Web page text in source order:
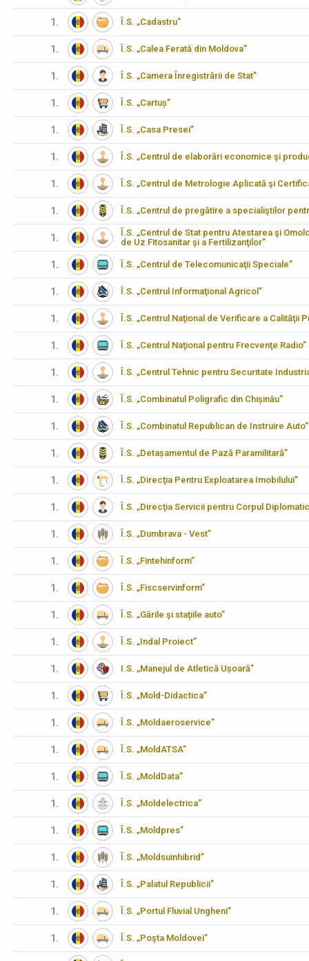
1. Î.S. „Cadastru”
1. Î.S. „Calea Ferată din Moldova”
1. Î.S. „Camera Înregistrării de Stat”
1. Î.S. „Cartuș”
1. Î.S. „Casa Presei”
1. Î.S. „Centrul de elaborări economice şi
1. Î.S. „Centrul de Metrologie Aplicată şi
1. Î.S. „Centrul de pregătire a specialiştilor
1.
Î.S. „Centrul de Stat pentru Atestarea şi
de Uz Fitosanitar şi a Fertilizanţilor”
1. Î.S. „Centrul de Telecomunicaţii Speciale”
1. Î.S. „Centrul Informaţional Agricol”
1. Î.S. „Centrul Naţional de Verificare a Calităţii
1. Î.S. „Centrul Naţional pentru Frecvenţe Radio”
1. Î.S. „Centrul Tehnic pentru Securitate
1. Î.S. „Combinatul Poligrafic din Chișinău”
1. Î.S. „Combinatul Republican de Instruire Auto”
1. Î.S. „Detașamentul de Pază Paramilitară”
1. Î.S. „Direcţia Pentru Exploatarea Imobilului”
1. Î.S. „Direcţia Servicii pentru Corpul
1. Î.S. „Dumbrava - Vest”
1. Î.S. „Fintehinform”
1. Î.S. „Fiscservinform”
1. Î.S. „Gările şi staţiile auto”
1. Î.S. „Indal Proiect”
1. I.S. „Manejul de Atletică Ușoară”
1. Î.S. „Mold-Didactica”
1. Î.S. „Moldaeroservice”
1. Î.S. „MoldATSA”
1. Î.S. „MoldData”
1. Î.S. „Moldelectrica”
1. Î.S. „Moldpres”
1. Î.S. „Moldsuinhibrid”
1. Î.S. „Palatul Republicii”
1. Î.S. „Portul Fluvial Ungheni”
1. Î.S. „Poşta Moldovei”